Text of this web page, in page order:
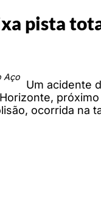
pista
Aço
Um acidente
ocorrida na